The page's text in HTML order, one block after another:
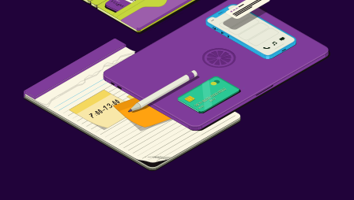
Yatak yanında priz
Çalar saat
Çalışma alanı
Faks/fotokopi